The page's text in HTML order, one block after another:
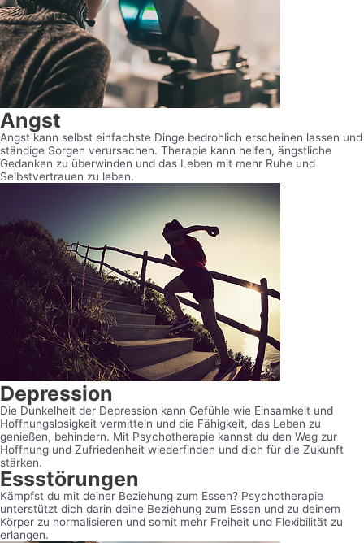
Angst
Angst kann selbst einfachste Dinge bedrohlich erscheinen lassen und
ständige Sorgen verursachen. Therapie kann helfen, ängstliche
Gedanken zu überwinden und das Leben mit mehr Ruhe und
Selbstvertrauen zu leben.
Depression
Die Dunkelheit der Depression kann Gefühle wie Einsamkeit und
Hoffnungslosigkeit vermitteln und die Fähigkeit, das Leben zu
genießen, behindern. Mit Psychotherapie kannst du den Weg zur
Hoffnung und Zufriedenheit wiederfinden und dich für die Zukunft
stärken.
Essstörungen
Kämpfst du mit deiner Beziehung zum Essen? Psychotherapie
unterstützt dich darin deine Beziehung zum Essen und zu deinem
Körper zu normalisieren und somit mehr Freiheit und Flexibilität zu
erlangen.